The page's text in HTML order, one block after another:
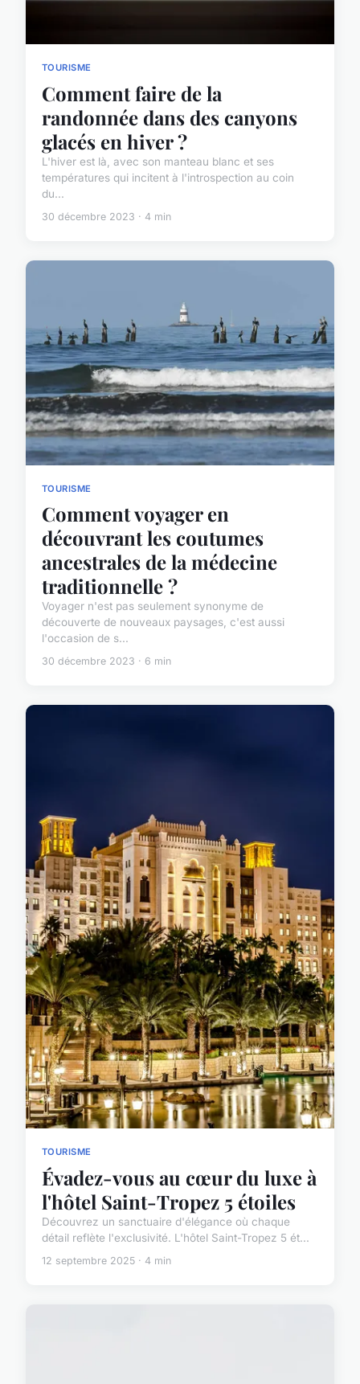
TOURISME
Comment faire de la
randonnée dans des canyons
glacés en hiver ?
L'hiver est là, avec son manteau blanc et ses
températures qui incitent à l'introspection au coin
du...
30 décembre 2023 · 4 min
TOURISME
Comment voyager en
découvrant les coutumes
ancestrales de la médecine
traditionnelle ?
Voyager n'est pas seulement synonyme de
découverte de nouveaux paysages, c'est aussi
l'occasion de s...
30 décembre 2023 · 6 min
TOURISME
Évadez-vous au cœur du luxe à
l'hôtel Saint-Tropez 5 étoiles
Découvrez un sanctuaire d'élégance où chaque
détail reflète l'exclusivité. L'hôtel Saint-Tropez 5 ét...
12 septembre 2025 · 4 min